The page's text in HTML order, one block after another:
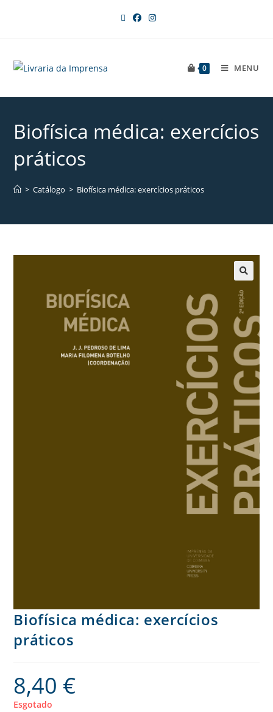
0 MENU
Biofísica médica: exercícios
práticos
> Catálogo > Biofísica médica: exercícios práticos
Biofísica médica: exercícios
práticos
8,40 €
Esgotado